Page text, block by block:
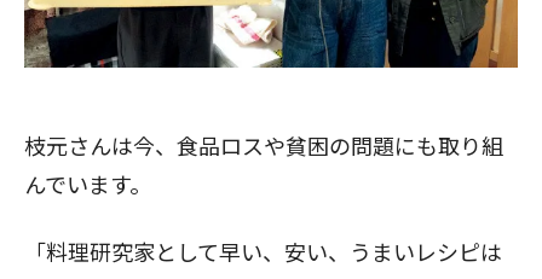
枝元さんは今、食品ロスや貧困の問題にも取り組
んでいます。
「料理研究家として早い、安い、うまいレシピは